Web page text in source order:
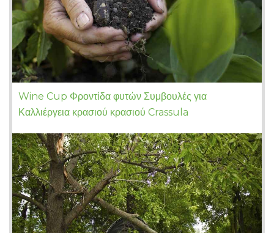
Wine Cup Φροντίδα φυτών Συμβουλές για
Καλλιέργεια κρασιού κρασιού Crassula